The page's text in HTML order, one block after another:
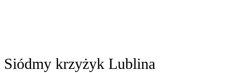
Siódmy krzyżyk Lublina